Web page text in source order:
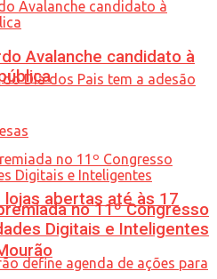
lojas abertas até às 17
Avalanche candidato à
no 11º Congresso
Digitais e Inteligentes